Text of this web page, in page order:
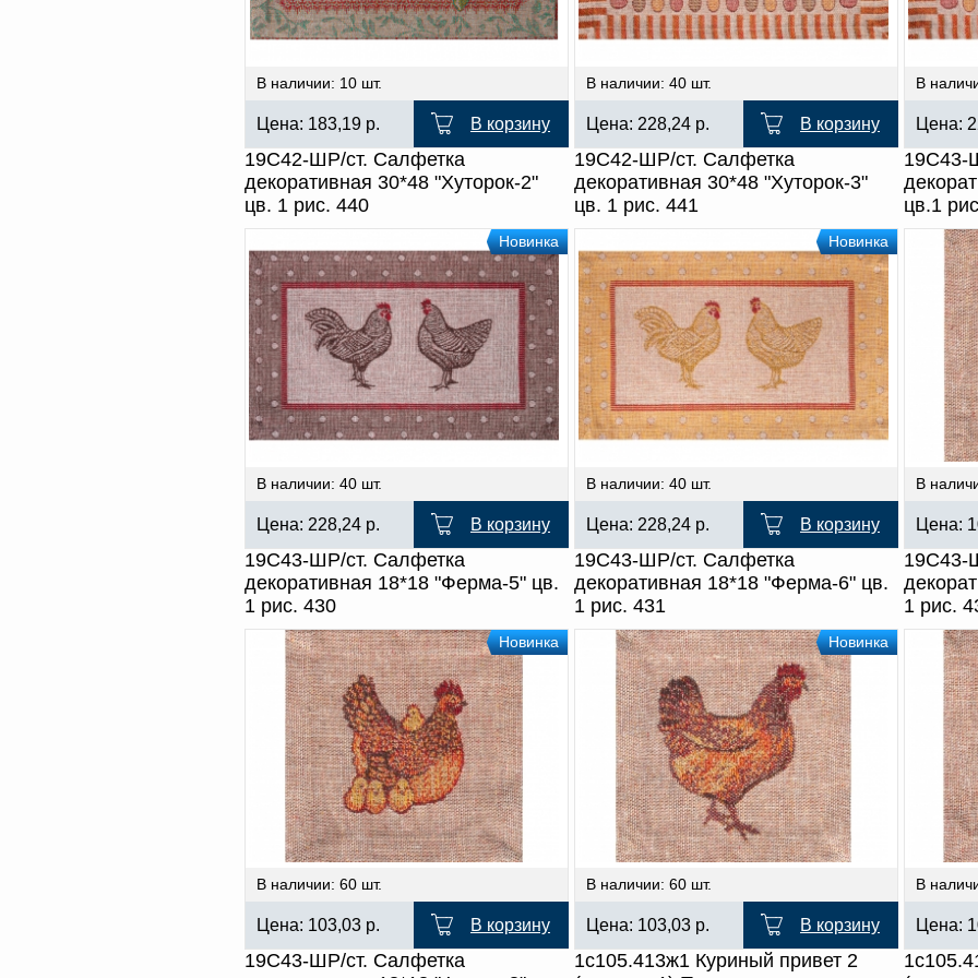
В наличии: 10 шт.
Цена: 183,19 р. В корзину
В наличии: 40 шт.
Цена: 228,24 р. В корзину
В
Цена:
19С42-ШР/ст. Салфетка
декоративная 30*48 "Хуторок-2"
цв. 1 рис. 440
Новинка
В наличии: 40 шт.
Цена: 228,24 р. В корзину
19С42-ШР/ст. Салфетка
декоративная 30*48 "Хуторок-3"
цв. 1 рис. 441
Новинка
В наличии: 40 шт.
Цена: 228,24 р. В корзину
19С43-
цв.1
В
Цена:
19С43-ШР/ст. Салфетка
декоративная 18*18 "Ферма-5" цв.
1 рис. 430
Новинка
В наличии: 60 шт.
Цена: 103,03 р. В корзину
19С43-ШР/ст. Салфетка
декоративная 18*18 "Ферма-6" цв.
1 рис. 431
Новинка
В наличии: 60 шт.
Цена: 103,03 р. В корзину
19С43-
1 рис.
В
Цена:
19С43-ШР/ст. Салфетка
1с105.413ж1 Куриный привет 2